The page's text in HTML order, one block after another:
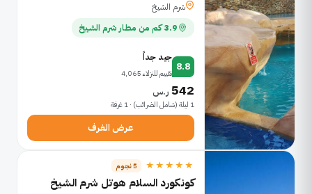
شرم الشيخ
3.9 كم من مطار شرم الشيخ
8.8
جيد جداً
تقييم للنزلاء 4,065
542 ر.س
1 ليلة (شامل الضرائب) · 1 غرفة
عرض الغرف
★★★★★ 5 نجوم
كونكورد السلام هوتل شرم الشيخ